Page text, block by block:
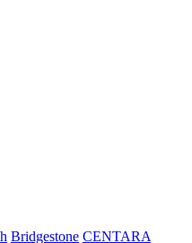
Bridgestone CENTARA